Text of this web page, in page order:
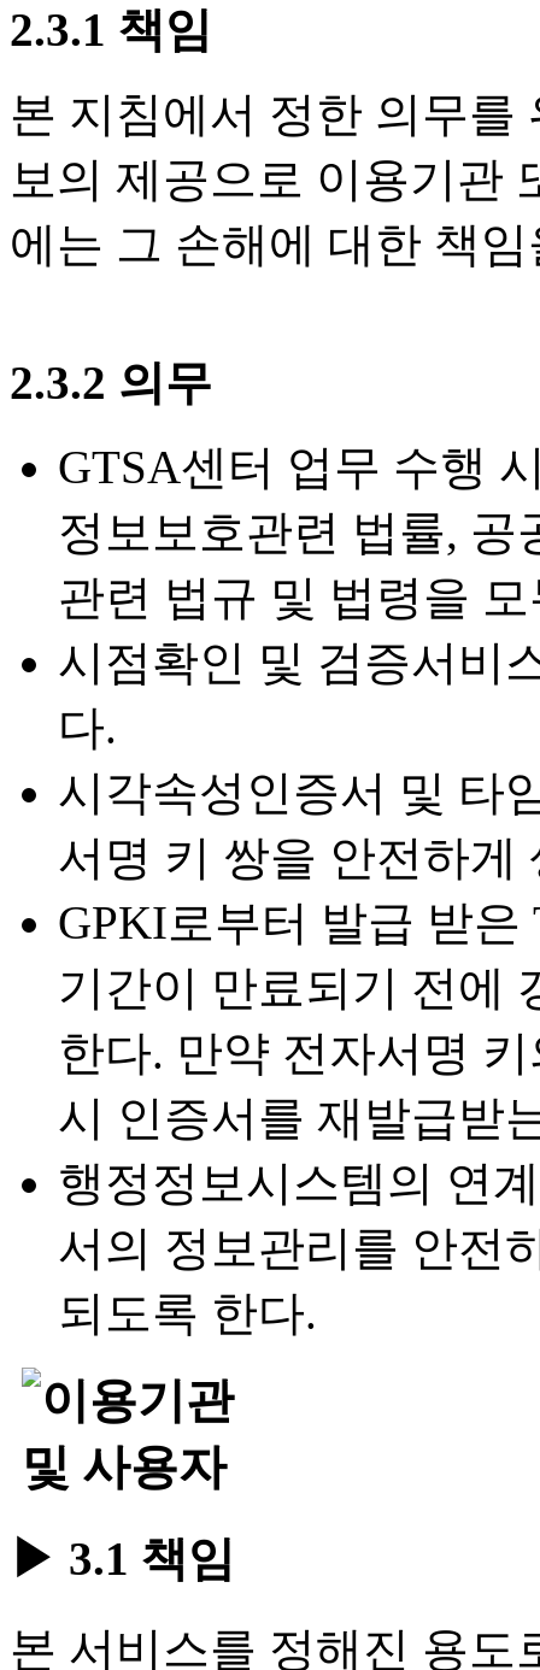
2.3.1 책임
본 지침에서 정한 의무를
보의 제공으로 이용기관
에는 그 손해에 대한 책
2.3.2 의무
GTSA센터 업무 수행
정보보호관련 법률, 공
관련 법규 및 법령을
시점확인 및 검증서비
다.
시각속성인증서 및 타
서명 키 쌍을 안전하게
GPKI로부터 발급 받
기간이 만료되기 전에
한다. 만약 전자서명
시 인증서를 재발급받
행정정보시스템의 연
서의 정보관리를 안전
되도록 한다.
▶ 3.1 책임
본 서비스를 정해진 용도